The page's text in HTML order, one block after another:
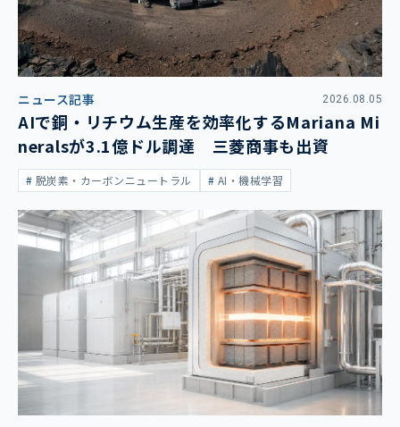
ニュース記事 2026.08.05
AIで銅・リチウム生産を効率化するMariana Mi
neralsが3.1億ドル調達 三菱商事も出資
脱炭素・カーボンニュートラル AI・機械学習